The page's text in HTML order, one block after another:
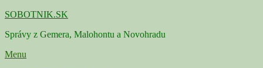
Skip
content
SOBOTNIK.SK
Správy z Gemera, Malohontu a Novohradu
Menu